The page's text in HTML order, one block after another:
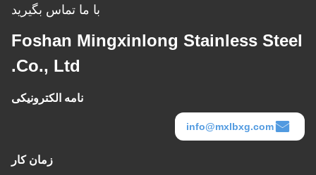
با ما تماس بگیرید
Foshan Mingxinlong Stainless Steel
Co., Ltd.
نامه الکترونیکی
info@mxlbxg.com
زمان کار